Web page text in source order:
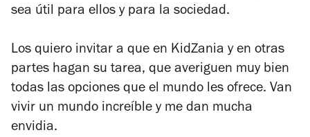
sea útil para ellos y para la sociedad.
Los quiero invitar a que en KidZania y en otras
partes hagan su tarea, que averiguen muy bien
todas las opciones que el mundo les ofrece. Van
vivir un mundo increíble y me dan mucha
envidia.